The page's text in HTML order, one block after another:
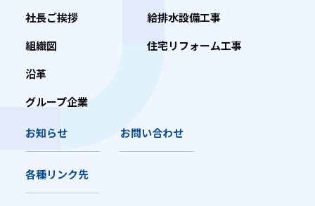
社長ご挨拶
組織図
沿革
グループ企業
給排水設備工事
住宅リフォーム工事
お知らせ お問い合わせ
各種リンク先